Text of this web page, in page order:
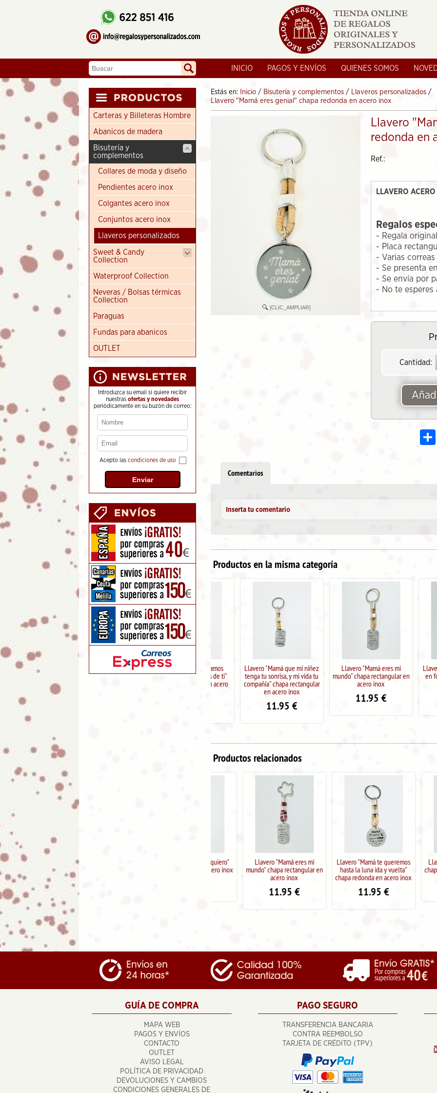
INICIO PAGOS Y ENVÍOS QUIENES SOMOS
Carteras y Billeteras Hombre
Abanicos de madera
Bisutería y
complementos
Collares de moda y diseño
Pendientes acero inox
Colgantes acero inox
Conjuntos acero inox
Llaveros personalizados
Sweet & Candy
Collection
Waterproof Collection
Neveras / Bolsas térmicas
Collection
Paraguas
Fundas para abanicos
OUTLET
Introduzca su email si quiere recibir
nuestras ofertas y novedades
periódicamente en su buzón de correo:
Acepto las condiciones de uso
Estás en: Inicio / Bisutería y complementos / Llaveros personalizados /
Llavero "Mamá eres genial" chapa redonda en acero inox
[CLIC_AMPLIAR]
Llavero
redonda en
Ref.:
LLAVERO
Regalos
- Regala
- Placa
- Varias
- Se presenta
- Se envía por
- No te
Cantidad:
Comentarios
Inserta tu comentario
Productos en la misma categoría
Llavero "Mamá estamos
hechos de pedacitos de ti"
Llavero "Mamá que mi niñez
tenga tu sonrisa, y mi vida tu
compañía" chapa rectangular
en acero inox
€
Llavero "Mamá eres mi
mundo" chapa rectangular en
acero inox
€
Llavero
en forma de
Productos relacionados
Llavero "Mamá eres mi
mundo" chapa rectangular en
€
Llavero "Mamá te queremos
hasta la luna ida y vuelta"
chapa redonda en acero inox
€
Llavero
chapa
GUÍA DE COMPRA
MAPA WEB
PAGOS Y ENVÍOS
CONTACTO
OUTLET
AVISO LEGAL
POLÍTICA DE PRIVACIDAD
DEVOLUCIONES Y CAMBIOS
CONDICIONES GENERALES DE
PAGO SEGURO
TRANSFERENCIA BANCARIA
CONTRA REEMBOLSO
TARJETA DE CRÉDITO (TPV)